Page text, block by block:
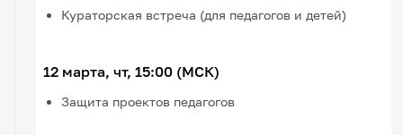
Кураторская встреча (для педагогов и детей)
12 марта, чт, 15:00 (МСК)
Защита проектов педагогов